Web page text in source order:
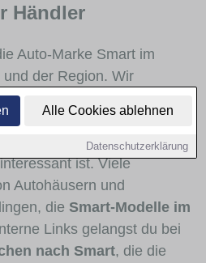
Alle Cookies ablehnen
Datenschutzerklärung
Händler
Auto-Marke Smart im
der Region. Wir
Smart stark
häufig im Stadt-
sind und für welche
ist. Viele
Autohäusern und
die Smart-Modelle im
Links gelangst du bei
nach Smart, die die